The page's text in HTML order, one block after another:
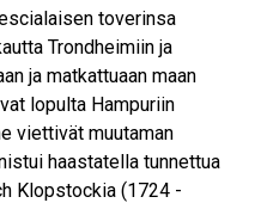
toverinsa
Trondheimiin ja
ja matkattuaan maan
lopulta Hampuriin
viettivät muutaman
haastatella tunnettua
Klopstockia (1724 -